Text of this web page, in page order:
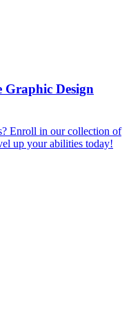
Graphic Design
Enroll in our collection of
up your abilities today!